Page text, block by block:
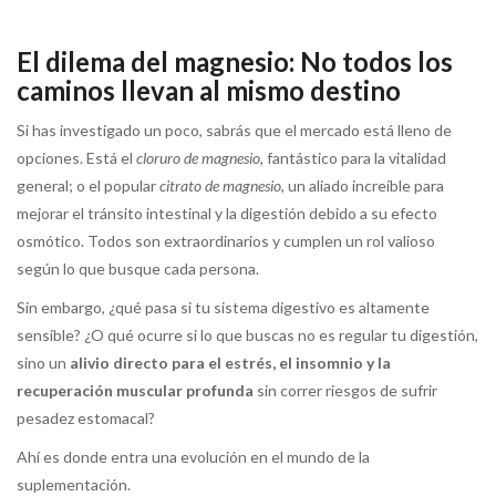
El dilema del magnesio: No todos los
caminos llevan al mismo destino
Si has investigado un poco, sabrás que el mercado está lleno de
opciones. Está el cloruro de magnesio, fantástico para la vitalidad
general; o el popularcitrato de magnesio, un aliado increíble para
mejorar el tránsito intestinal y la digestión debido a su efecto
osmótico. Todos son extraordinarios y cumplen un rol valioso
según lo que busque cada persona.
Sin embargo, ¿qué pasa si tu sistema digestivo es altamente
sensible? ¿O qué ocurre si lo que buscas no es regular tu digestión,
sino un alivio directo para el estrés, el insomnio y la
recuperación muscular profunda sin correr riesgos de sufrir
pesadez estomacal?
Ahí es donde entra una evolución en el mundo de la
suplementación.